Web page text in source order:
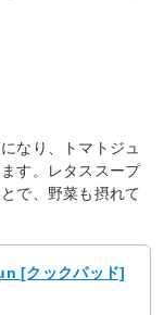
なり、トマトジュ
す。レタススープ
で、野菜も摂れて
[クックパッド]